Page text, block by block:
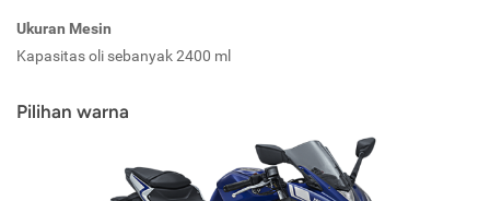
Ukuran Mesin
Kapasitas oli sebanyak 2400 ml
Pilihan warna